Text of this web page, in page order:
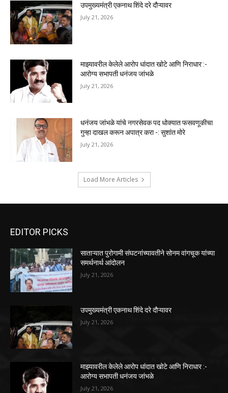
उपमुख्यमंत्री एकनाथ शिंदे दरे दौऱ्यावर
July 21, 2026
माझ्यावरील केलेले आरोप धांदात खोटे आणि निराधार :-
आरोग्य सभापती धनंजय जांभळे
July 21, 2026
धनंजय जांभळे यांचे नगरसेवक पद धोक्यात फसवणूकीचा
गुन्हा दाखल करून अपात्र करा -: सुशांत मोरे
July 21, 2026
Load More Articles
EDITOR PICKS
साताऱ्यात पुरोगामी संघटनांच्यावतीने सोनम वांगचूक यांच्या
समर्थनार्थ आंदोलन
July 21, 2026
उपमुख्यमंत्री एकनाथ शिंदे दरे दौऱ्यावर
July 21, 2026
माझ्यावरील केलेले आरोप धांदात खोटे आणि निराधार :-
आरोग्य सभापती धनंजय जांभळे
July 21, 2026